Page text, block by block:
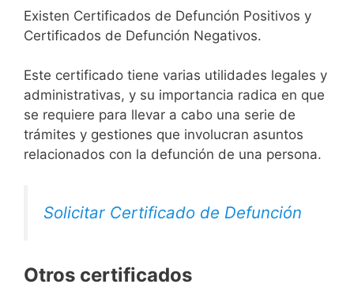
Existen Certificados de Defunción Positivos y
Certificados de Defunción Negativos.
Este certificado tiene varias utilidades legales y
administrativas, y su importancia radica en que
se requiere para llevar a cabo una serie de
trámites y gestiones que involucran asuntos
relacionados con la defunción de una persona.
Solicitar Certificado de Defunción
Otros certificados